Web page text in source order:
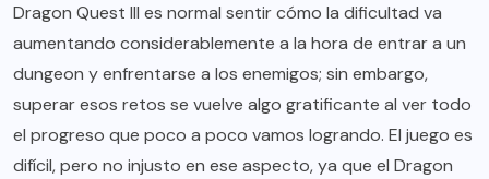
Dragon Quest III es normal sentir cómo la dificultad va
aumentando considerablemente a la hora de entrar a un
dungeon y enfrentarse a los enemigos; sin embargo,
superar esos retos se vuelve algo gratificante al ver todo
el progreso que poco a poco vamos logrando. El juego es
difícil, pero no injusto en ese aspecto, ya que el Dragon